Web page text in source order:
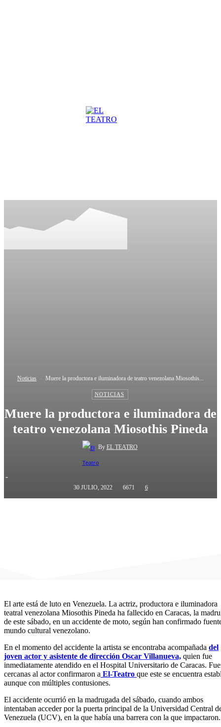
Noticias Muere la productora e iluminadora de teatro venezolana Miosothis...
NOTICIAS
Muere la productora e iluminadora de
teatro venezolana Miosothis Pineda
By EL TEATRO
-
30 JULIO, 2022 6671 6
El arte está de luto en Venezuela. La actriz, productora e iluminadora
teatral venezolana Miosothis Pineda ha fallecido en Caracas, la
de este sábado, en un accidente de moto, según han confirmado
mundo cultural venezolano.
En el momento del accidente la artista se encontraba acompañada del
joven actor y asistente de dirección Oscar Villanueva, quien fue
inmediatamente atendido en el Hospital Universitario de Caracas.
cercanas al actor confirmaron a El-Teatro que este se encuentra
aunque con múltiples contusiones.
El accidente ocurrió en la madrugada del sábado, cuando ambos
intentaban acceder por la puerta principal de la Universidad Central
Venezuela (UCV), en la que había una barrera con la que impactaron.